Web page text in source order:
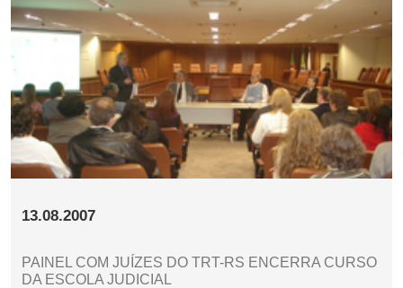
13.08.2007
PAINEL COM JUÍZES DO TRT-RS ENCERRA CURSO
DA ESCOLA JUDICIAL